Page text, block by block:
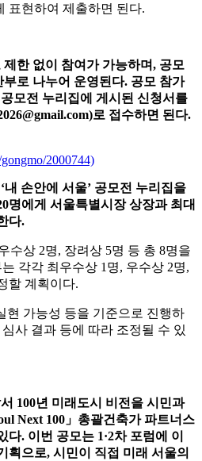
표현하여 제출하면 된다.
한 없이 참여가 가능하며, 공모
부로 나누어 운영된다. 공모 참가
공모전 누리집에 게시된 신청서를
)로 접수하면 된다.
2000744)
‘내 손안에 서울’ 공모전 누리집을
명에게 서울특별시장 상장과 최대
다.
수상 2명, 장려상 5명 등 총 8명을
각각 최우수상 1명, 우수상 2명,
할 계획이다.
현 가능성 등을 기준으로 진행하
사 결과 등에 따라 조정될 수 있
100년 미래도시 비전을 시민과
Next 100 」 총괄건축가 파트너스
다. 이번 공모는 1·2차 포럼에 이
획으로, 시민이 직접 미래 서울의